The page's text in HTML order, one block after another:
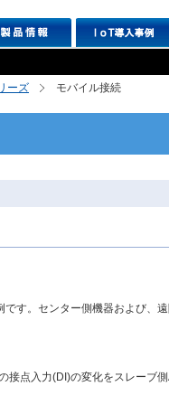
ーズ モバイル接続
す。センター側機器および、
接点入力(DI)の変化をスレーブ